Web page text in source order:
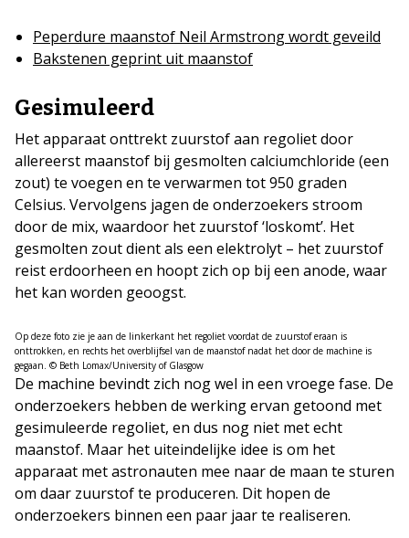
Peperdure maanstof Neil Armstrong wordt geveild
Bakstenen geprint uit maanstof
Gesimuleerd
Het apparaat onttrekt zuurstof aan regoliet door
allereerst maanstof bij gesmolten calciumchloride (een
zout) te voegen en te verwarmen tot 950 graden
Celsius. Vervolgens jagen de onderzoekers stroom
door de mix, waardoor het zuurstof ‘loskomt’. Het
gesmolten zout dient als een elektrolyt – het zuurstof
reist erdoorheen en hoopt zich op bij een anode, waar
het kan worden geoogst.
Op deze foto zie je aan de linkerkant het regoliet voordat de zuurstof eraan is
onttrokken, en rechts het overblijfsel van de maanstof nadat het door de machine is
gegaan. © Beth Lomax/University of Glasgow
De machine bevindt zich nog wel in een vroege fase. De
onderzoekers hebben de werking ervan getoond met
gesimuleerde regoliet, en dus nog niet met echt
maanstof. Maar het uiteindelijke idee is om het
apparaat met astronauten mee naar de maan te sturen
om daar zuurstof te produceren. Dit hopen de
onderzoekers binnen een paar jaar te realiseren.